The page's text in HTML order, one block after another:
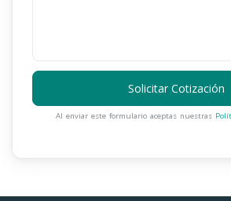
Al enviar este formulario aceptas nuestras
Solicitar Cotización